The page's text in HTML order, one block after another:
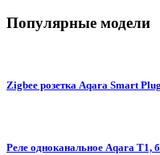
Популярные модели
Zigbee розетка Aqara Smart
Реле одноканальное Aqara T1,